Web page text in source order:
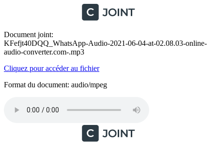
Document joint:
KFefjt40DQQ_WhatsApp-Audio-2021-06-04-at-02.08.03-online-
audio-converter.com-.mp3
Cliquez pour accéder au fichier
Format du document: audio/mpeg